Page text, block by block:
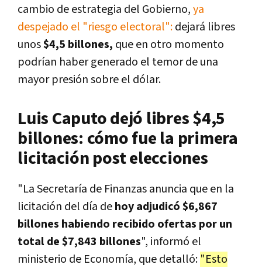
cambio de estrategia del Gobierno,ya
despejado el "riesgo electoral":dejará libres
unos$4,5 billones, que en otro momento
podrían haber generado el temor de una
mayor presión sobre el dólar.
Luis Caputo dejó libres $4,5
billones: cómo fue la primera
licitación post elecciones
"La Secretaría de Finanzas anuncia que en la
licitación del día dehoy adjudicó $6,867
billones habiendo recibido ofertas por un
total de $7,843 billones", informó el
ministerio de Economía, que detalló: "Esto